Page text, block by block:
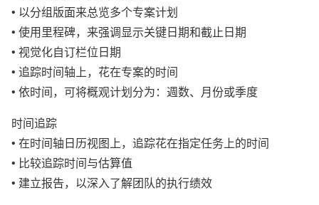
• 以分组版面来总览多个专案计划
• 使用里程碑，来强调显示关键日期和截止日期
• 视觉化自订栏位日期
• 追踪时间轴上，花在专案的时间
• 依时间，可将概观计划分为：週数、月份或季度
时间追踪
• 在时间轴日历视图上，追踪花在指定任务上的时间
• 比较追踪时间与估算值
• 建立报告，以深入了解团队的执行绩效